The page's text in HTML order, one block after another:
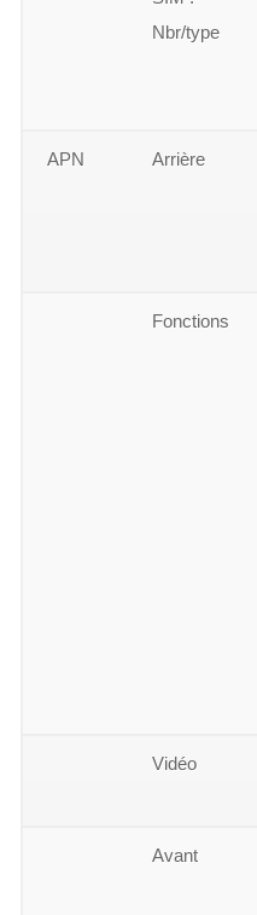
Nbr/type
APN Arrière
Fonctions
Vidéo
Avant